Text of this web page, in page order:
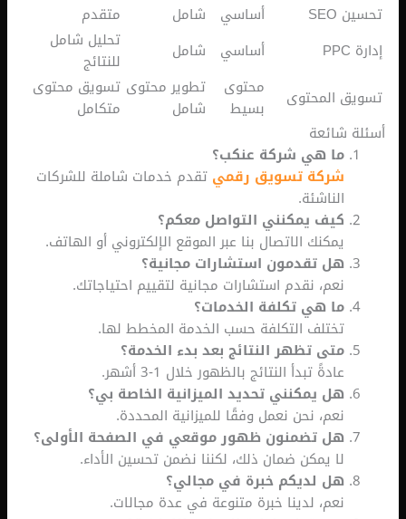
أساسي شامل
متقدم
شامل
تحليل شامل
للنتائج
المحتوى
محتوى
بسيط
تطوير محتوى
شامل
تسويق محتوى
متكامل
ما هي شركة عنكب؟
شركة تسويق رقميتقدم خدمات شاملة للشركات
كيف يمكنني التواصل معكم؟
يمكنك الاتصال بنا عبر الموقع الإلكتروني أو الهاتف.
هل تقدمون استشارات مجانية؟
نعم، نقدم استشارات مجانية لتقييم احتياجاتك.
ما هي تكلفة الخدمات؟
تختلف التكلفة حسب الخدمة المخطط لها.
متى تظهر النتائج بعد بدء الخدمة؟
عادةً تبدأ النتائج بالظهور خلال 1-3 أشهر.
هل يمكنني تحديد الميزانية الخاصة بي؟
نعم، نحن نعمل وفقًا للميزانية المحددة.
هل تضمنون ظهور موقعي في الصفحة الأولى؟
لا يمكن ضمان ذلك، لكننا نضمن تحسين الأداء.
هل لديكم خبرة في مجالي؟
نعم، لدينا خبرة متنوعة في عدة مجالات.